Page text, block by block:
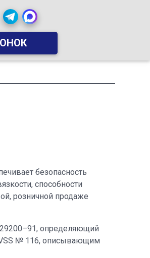
безопасность
способности
розничной продаже
определяющий
№ 116, описывающим